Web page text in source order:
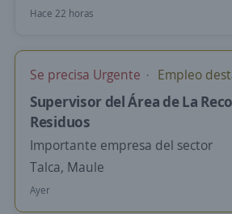
Hace 22 horas
Se precisa Urgente Empleo
Supervisor del Área de La
Residuos
Importante empresa del sector
Talca, Maule
Ayer